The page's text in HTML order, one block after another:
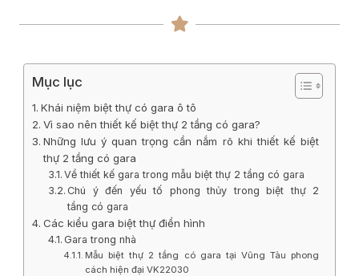
Mục lục
Khái niệm biệt thự có gara ô tô
Vì sao nên thiết kế biệt thự 2 tầng có gara?
Những lưu ý quan trọng cần nắm rõ khi thiết kế biệt
thự 2 tầng có gara
Về thiết kế gara trong mẫu biệt thự 2 tầng có gara
Chú ý đến yếu tố phong thủy trong biệt thự 2
tầng có gara
Các kiểu gara biệt thự điển hình
Gara trong nhà
Mẫu biệt thự 2 tầng có gara tại Vũng Tàu phong
cách hiện đại VK22030